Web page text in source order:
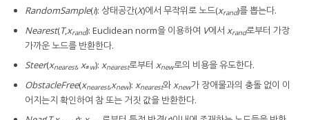
RandomSample(i): 상태공간(X)에서 무작위로 노드(xrand)를 뽑는다.
Nearest(T,xrand): Euclidean norm을 이용하여 V에서 xrand로부터 가장
가까운 노드를 반환한다.
Steer(xnearest,x≠w): xnearest로부터 xnew로의 비용을 유도한다.
ObstacleFree(xnearest,xnew): xnearest와 xnew가 장애물과의 충돌 없이 이
어지는지 확인하여 참 또는 거짓 값을 반환한다.